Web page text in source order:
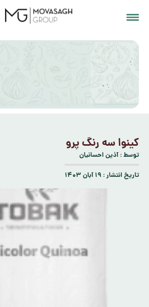
کینوا سه رنگ پرو
توسط :آذین احسانیان
تاریخ انتشار :۱۹ آبان ۱۴۰۳